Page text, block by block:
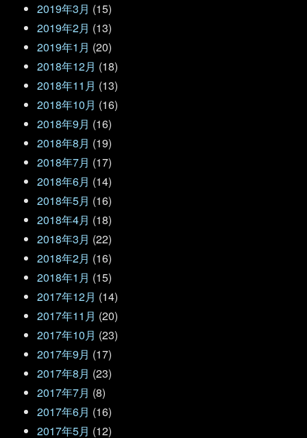
2019年3月 (15)
2019年2月 (13)
2019年1月 (20)
2018年12月 (18)
2018年11月 (13)
2018年10月 (16)
2018年9月 (16)
2018年8月 (19)
2018年7月 (17)
2018年6月 (14)
2018年5月 (16)
2018年4月 (18)
2018年3月 (22)
2018年2月 (16)
2018年1月 (15)
2017年12月 (14)
2017年11月 (20)
2017年10月 (23)
2017年9月 (17)
2017年8月 (23)
2017年7月 (8)
2017年6月 (16)
2017年5月 (12)